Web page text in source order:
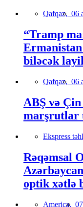
Qafqaz, 06
“Tramp
Ermənistan
biləcək
Qafqaz, 06
ABŞ və
marşrutlar
Ekspress
Rəqəmsal
optik xətlə
America,